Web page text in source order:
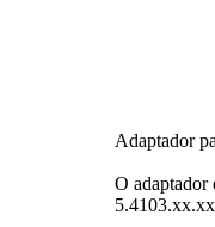
Adaptador
O adaptador